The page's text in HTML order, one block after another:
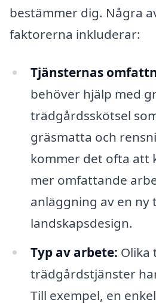
bestämmer dig. Några
faktorerna inkluderar:
Tjänsternas
behöver hjälp med
trädgårdsskötsel
gräsmatta och
kommer det ofta att
mer omfattande
anläggning av en
landskapsdesign.
Typ av arbete: Olika
trädgårdstjänster
Till exempel, en